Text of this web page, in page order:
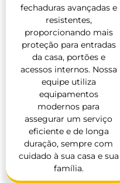
fechaduras avançadas e
resistentes,
proporcionando mais
proteção para entradas
da casa, portões e
acessos internos. Nossa
equipe utiliza
equipamentos
modernos para
assegurar um serviço
eficiente e de longa
duração, sempre com
cuidado à sua casa e sua
família.